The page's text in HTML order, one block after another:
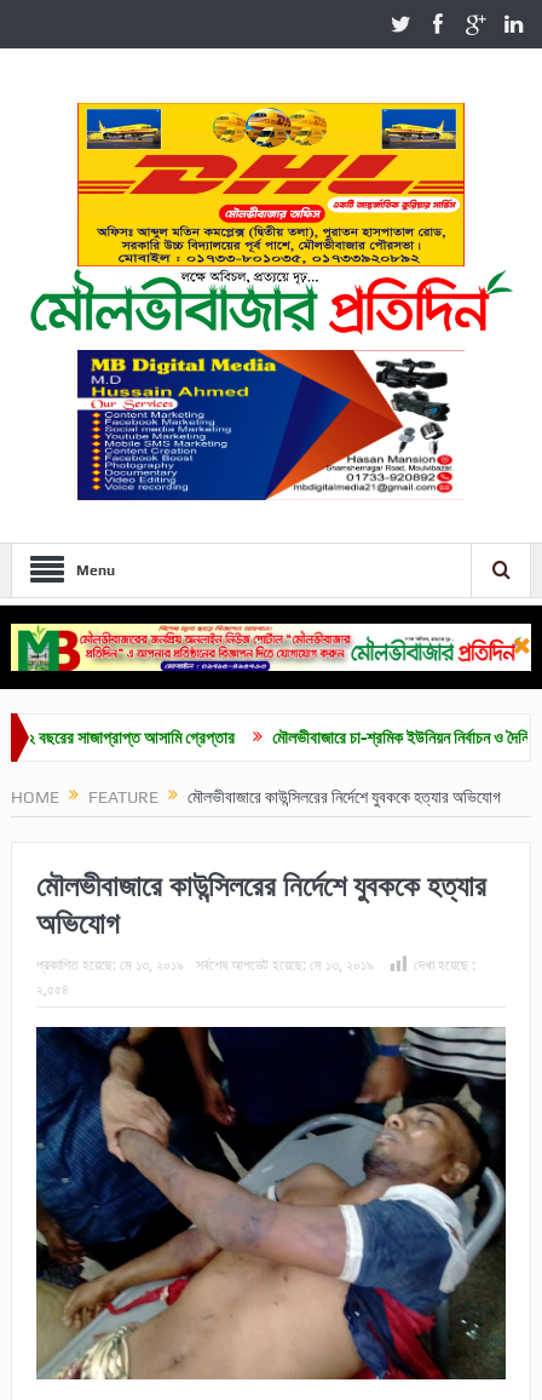
Menu
সাজাপ্রাপ্ত আসামি গ্রেপ্তার মৌলভীবাজারে চা-শ্রমিক ইউনিয়ন নির্বাচন ও দৈনিক ৫০০
HOME FEATURE মৌলভীবাজারে কাউন্সিলরের নির্দেশে যুবককে হত্যার অভিযোগ
মৌলভীবাজারে কাউন্সিলরের নির্দেশে যুবককে হত্যার
অভিযোগ
প্রকাশিত হয়েছে: মে ১৩, ২০১৯ সর্বশেষ আপডেট হয়েছে: মে ১৩, ২০১৯
দেখা হয়েছে :
২,৫৫৪